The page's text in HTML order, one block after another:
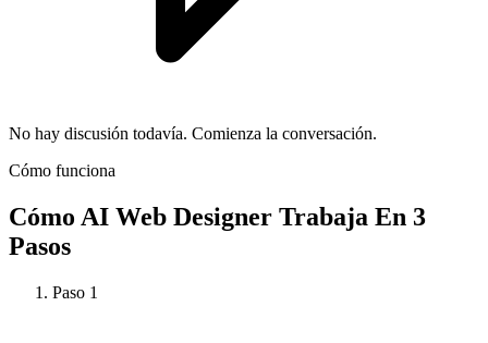
No hay discusión todavía. Comienza la conversación.
Cómo funciona
Cómo AI Web Designer Trabaja En 3
Pasos
Paso 1